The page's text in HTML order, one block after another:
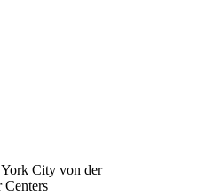
City von der
Centers